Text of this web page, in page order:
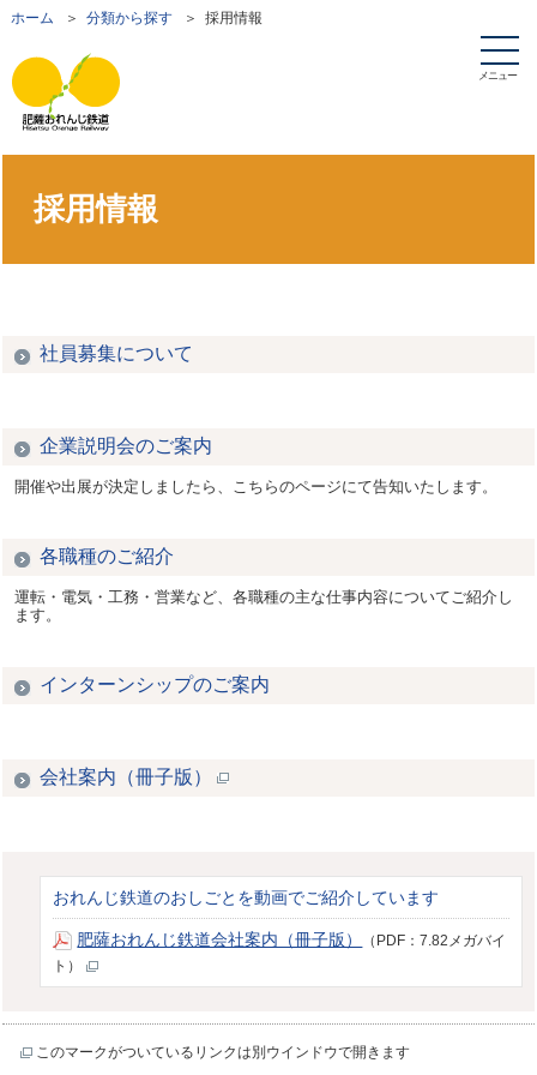
ホーム ＞ 分類から探す＞ 採用情報
メニュー
採用情報
社員募集について
企業説明会のご案内
開催や出展が決定しましたら、こちらのページにて告知いたします。
各職種のご紹介
運転・電気・工務・営業など、各職種の主な仕事内容についてご紹介し
ます。
インターンシップのご案内
会社案内（冊子版）
おれんじ鉄道のおしごとを動画でご紹介しています
肥薩おれんじ鉄道会社案内（冊子版）
（PDF：7.82メガバイ
ト）
このマークがついているリンクは別ウインドウで開きます